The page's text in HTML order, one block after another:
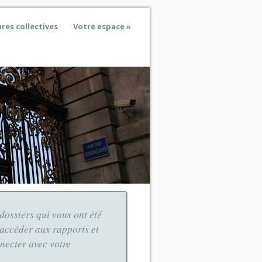
collectives Votre espace
qui vous ont été
aux rapports et
avec votre